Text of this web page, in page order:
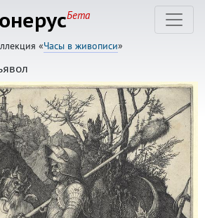
Бета
«Часы в живописи»